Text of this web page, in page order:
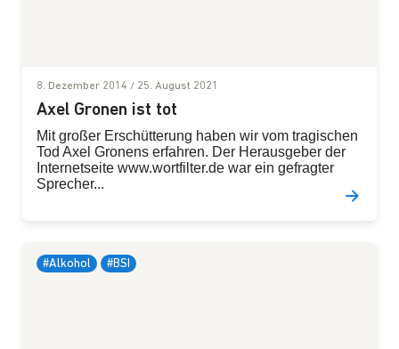
8. Dezember 2014 / 25. August 2021
Axel Gronen ist tot
Mit großer Erschütterung haben wir vom tragischen
Tod Axel Gronens erfahren. Der Herausgeber der
Internetseite www.wortfilter.de war ein gefragter
Sprecher...
#Alkohol #BSI